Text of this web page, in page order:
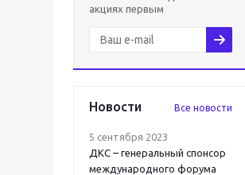
акциях первым
Новости Все новости
5 сентября 2023
ДКС – генеральный спонсор
международного форума